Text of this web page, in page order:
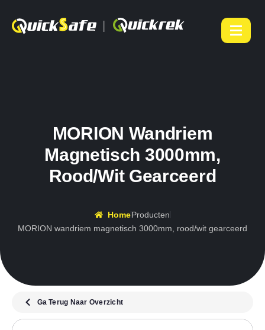
MORION Wandriem
Magnetisch 3000mm,
Rood/wit Gearceerd
HomeProducten
MORION wandriem magnetisch 3000mm, rood/wit gearceerd
Ga Terug Naar Overzicht